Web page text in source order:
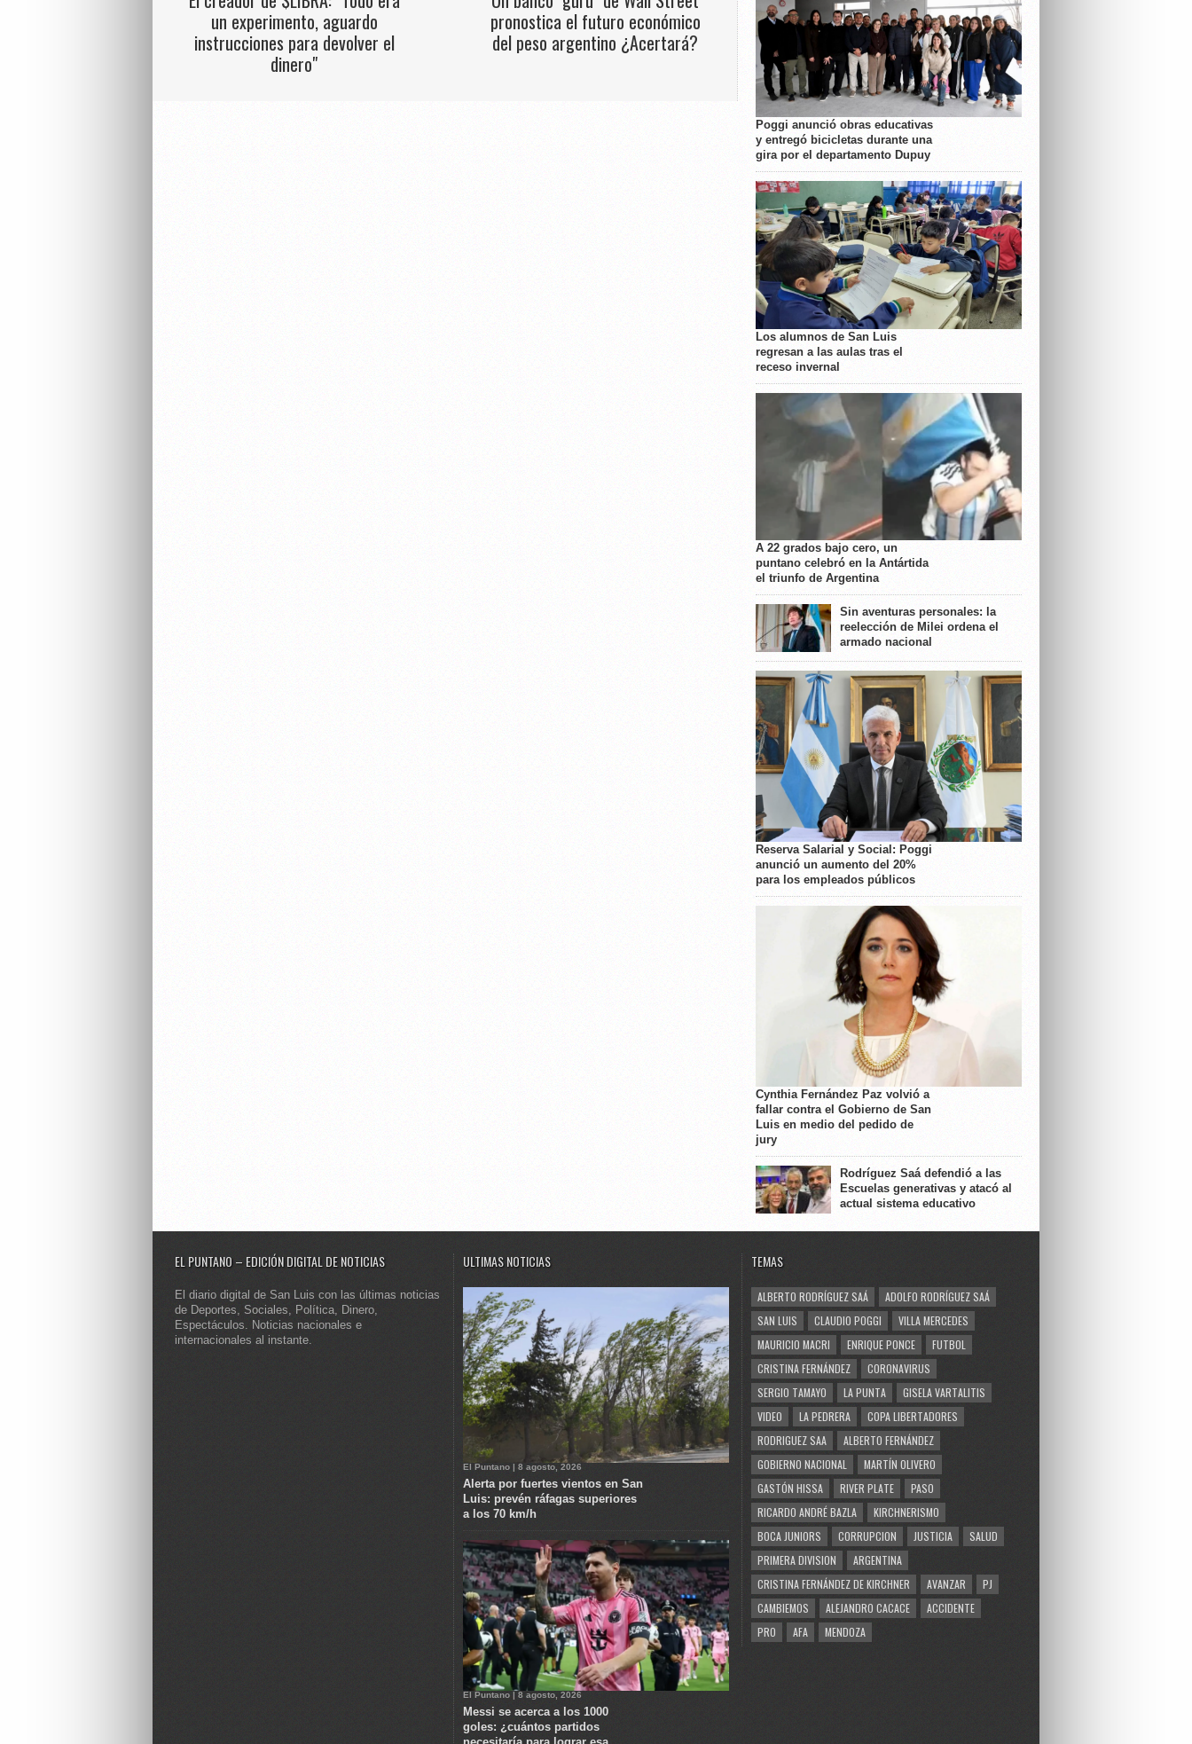
un experimento, aguardo
instrucciones para devolver el
dinero"
pronostica el futuro económico
del peso argentino ¿Acertará?
Poggi anunció obras educativas
y entregó bicicletas durante una
gira por el departamento Dupuy
Los alumnos de San Luis
regresan a las aulas tras el
receso invernal
A 22 grados bajo cero, un
puntano celebró en la Antártida
el triunfo de Argentina
Sin aventuras personales: la
reelección de Milei ordena el
armado nacional
Reserva Salarial y Social: Poggi
anunció un aumento del 20%
para los empleados públicos
Cynthia Fernández Paz volvió a
fallar contra el Gobierno de San
Luis en medio del pedido de
jury
Rodríguez Saá defendió a las
Escuelas generativas y atacó al
actual sistema educativo
EL PUNTANO – EDICIÓN DIGITAL DE NOTICIAS
El diario digital de San Luis con las últimas noticias
de Deportes, Sociales, Política, Dinero,
Espectáculos. Noticias nacionales e
internacionales al instante.
ULTIMAS NOTICIAS
El Puntano | 8 agosto, 2026
Alerta por fuertes vientos en San
Luis: prevén ráfagas superiores
a los 70 km/h
El Puntano | 8 agosto, 2026
Messi se acerca a los 1000
goles: ¿cuántos partidos
TEMAS
ALBERTO RODRÍGUEZ SAÁ
ADOLFO RODRÍGUEZ SAÁ
SAN LUIS
CLAUDIO POGGI
VILLA MERCEDES
MAURICIO MACRI
ENRIQUE PONCE
FUTBOL
CRISTINA FERNÁNDEZ
CORONAVIRUS
SERGIO TAMAYO
LA PUNTA
GISELA VARTALITIS
VIDEO
LA PEDRERA
COPA LIBERTADORES
RODRIGUEZ SAA
ALBERTO FERNÁNDEZ
GOBIERNO NACIONAL
MARTÍN OLIVERO
GASTÓN HISSA
RIVER PLATE
PASO
RICARDO ANDRÉ BAZLA
KIRCHNERISMO
BOCA JUNIORS
CORRUPCION JUSTICIA
SALUD
PRIMERA DIVISION
ARGENTINA
CRISTINA FERNÁNDEZ DE KIRCHNER
AVANZAR
PJ
CAMBIEMOS
ALEJANDRO CACACE
ACCIDENTE
PRO
AFA MENDOZA